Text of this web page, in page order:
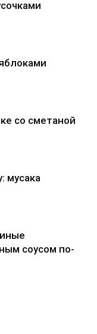
со сметаной
мусака
соусом по-